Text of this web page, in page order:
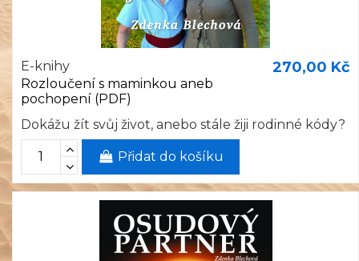
E-knihy
Rozloučení s maminkou aneb
pochopení (PDF)
270,00 Kč
Dokážu žít svůj život, anebo stále žiji rodinné kódy?
Přidat do košíku